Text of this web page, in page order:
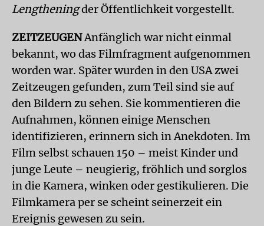
Lengtheningder Öffentlichkeit vorgestellt.
ZEITZEUGENAnfänglich war nicht einmal
bekannt, wo das Filmfragment aufgenommen
worden war. Später wurden in den USA zwei
Zeitzeugen gefunden, zum Teil sind sie auf
den Bildern zu sehen. Sie kommentieren die
Aufnahmen, können einige Menschen
identifizieren, erinnern sich in Anekdoten. Im
Film selbst schauen 150 – meist Kinder und
junge Leute – neugierig, fröhlich und sorglos
in die Kamera, winken oder gestikulieren. Die
Filmkamera per se scheint seinerzeit ein
Ereignis gewesen zu sein.